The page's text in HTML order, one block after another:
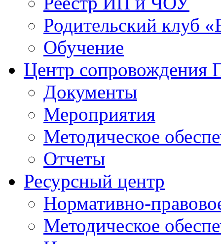
Родительский клуб
Обучение
Центр сопровождения
Документы
Мероприятия
Методическое
Отчеты
Ресурсный центр
Нормативно-
Методическое